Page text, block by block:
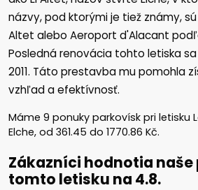
názvy, pod ktorými je tiež známy,
Altet alebo Aeroport d'Alacant
Posledná renovácia tohto letiska
2011. Táto prestavba mu pomohla
vzhľad a efektívnosť.
Máme 9 ponuky parkovísk pri letisku
Elche, od 361.45 do 1770.86 Kč.
Zákazníci hodnotia
tomto letisku na 4.8.